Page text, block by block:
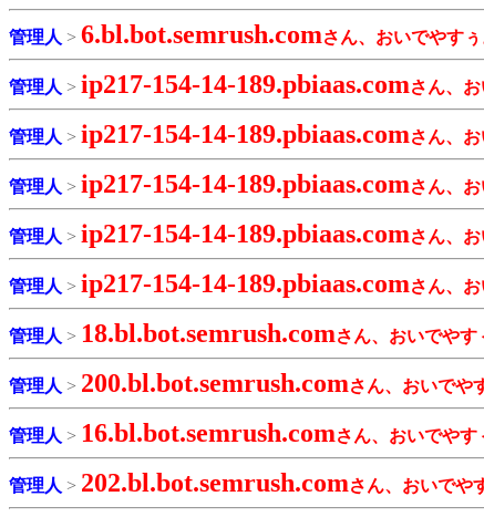
管理人 > 6.bl.bot.semrush.comさん、おいでやすぅ
管理人 > ip217-154-14-189.pbiaas.comさん、お
管理人 > ip217-154-14-189.pbiaas.comさん、お
管理人 > ip217-154-14-189.pbiaas.comさん、お
管理人 > ip217-154-14-189.pbiaas.comさん、お
管理人 > ip217-154-14-189.pbiaas.comさん、お
管理人 > 18.bl.bot.semrush.comさん、おいでやす
管理人 > 200.bl.bot.semrush.comさん、おいでや
管理人 > 16.bl.bot.semrush.comさん、おいでやす
管理人 > 202.bl.bot.semrush.comさん、おいでや